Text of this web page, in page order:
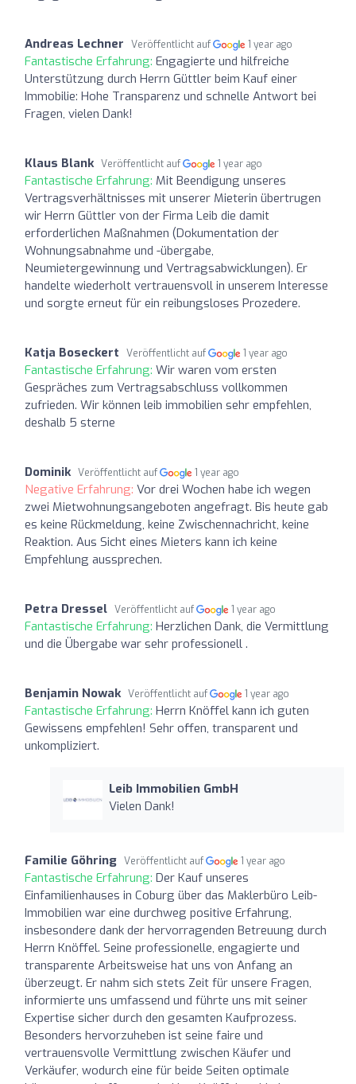
Andreas Lechner Veröffentlicht auf 1 year ago
Fantastische Erfahrung: Engagierte und hilfreiche
Unterstützung durch Herrn Güttler beim Kauf einer
Immobilie: Hohe Transparenz und schnelle Antwort bei
Fragen, vielen Dank!
Klaus Blank Veröffentlicht auf 1 year ago
Fantastische Erfahrung: Mit Beendigung unseres
Vertragsverhältnisses mit unserer Mieterin übertrugen
wir Herrn Güttler von der Firma Leib die damit
erforderlichen Maßnahmen (Dokumentation der
Wohnungsabnahme und -übergabe,
Neumietergewinnung und Vertragsabwicklungen). Er
handelte wiederholt vertrauensvoll in unserem Interesse
und sorgte erneut für ein reibungsloses Prozedere.
Katja Boseckert Veröffentlicht auf 1 year ago
Fantastische Erfahrung: Wir waren vom ersten
Gespräches zum Vertragsabschluss vollkommen
zufrieden. Wir können leib immobilien sehr empfehlen,
deshalb 5 sterne
Dominik Veröffentlicht auf 1 year ago
Negative Erfahrung: Vor drei Wochen habe ich wegen
zwei Mietwohnungsangeboten angefragt. Bis heute gab
es keine Rückmeldung, keine Zwischennachricht, keine
Reaktion. Aus Sicht eines Mieters kann ich keine
Empfehlung aussprechen.
Petra Dressel Veröffentlicht auf 1 year ago
Fantastische Erfahrung: Herzlichen Dank, die Vermittlung
und die Übergabe war sehr professionell .
Benjamin Nowak Veröffentlicht auf 1 year ago
Fantastische Erfahrung: Herrn Knöffel kann ich guten
Gewissens empfehlen! Sehr offen, transparent und
unkompliziert.
Leib Immobilien GmbH
Vielen Dank!
Familie Göhring Veröffentlicht auf 1 year ago
Fantastische Erfahrung: Der Kauf unseres
Einfamilienhauses in Coburg über das Maklerbüro Leib-
Immobilien war eine durchweg positive Erfahrung,
insbesondere dank der hervorragenden Betreuung durch
Herrn Knöffel. Seine professionelle, engagierte und
transparente Arbeitsweise hat uns von Anfang an
überzeugt. Er nahm sich stets Zeit für unsere Fragen,
informierte uns umfassend und führte uns mit seiner
Expertise sicher durch den gesamten Kaufprozess.
Besonders hervorzuheben ist seine faire und
vertrauensvolle Vermittlung zwischen Käufer und
Verkäufer, wodurch eine für beide Seiten optimale